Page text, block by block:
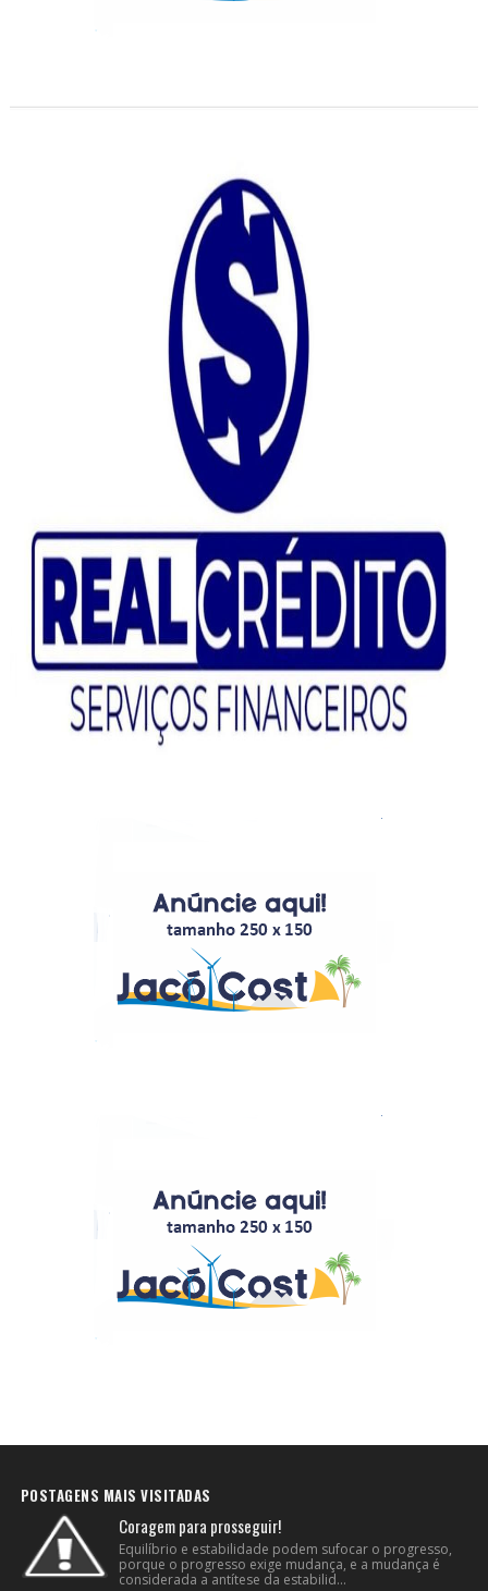
POSTAGENS MAIS VISITADAS
Coragem para prosseguir!
Equilíbrio e estabilidade podem sufocar o progresso,
porque o progresso exige mudança, e a mudança é
considerada a antítese da estabilid...